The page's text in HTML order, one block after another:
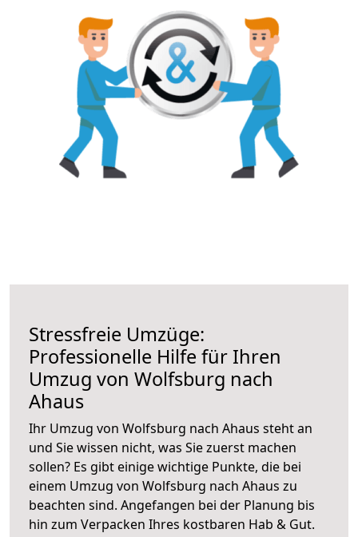
Stressfreie Umzüge:
Professionelle Hilfe für Ihren
Umzug von Wolfsburg nach
Ahaus
Ihr Umzug von Wolfsburg nach Ahaus steht an
und Sie wissen nicht, was Sie zuerst machen
sollen? Es gibt einige wichtige Punkte, die bei
einem Umzug von Wolfsburg nach Ahaus zu
beachten sind. Angefangen bei der Planung bis
hin zum Verpacken Ihres kostbaren Hab & Gut.